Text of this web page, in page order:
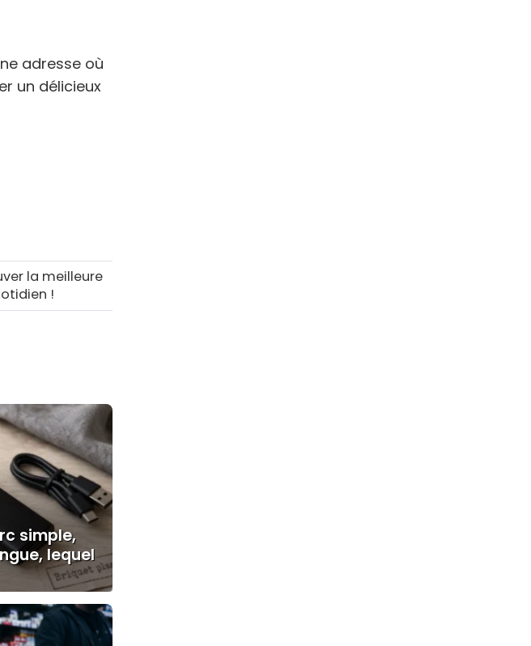
adresse où
un délicieux
la meilleure
!
simple,
lequel